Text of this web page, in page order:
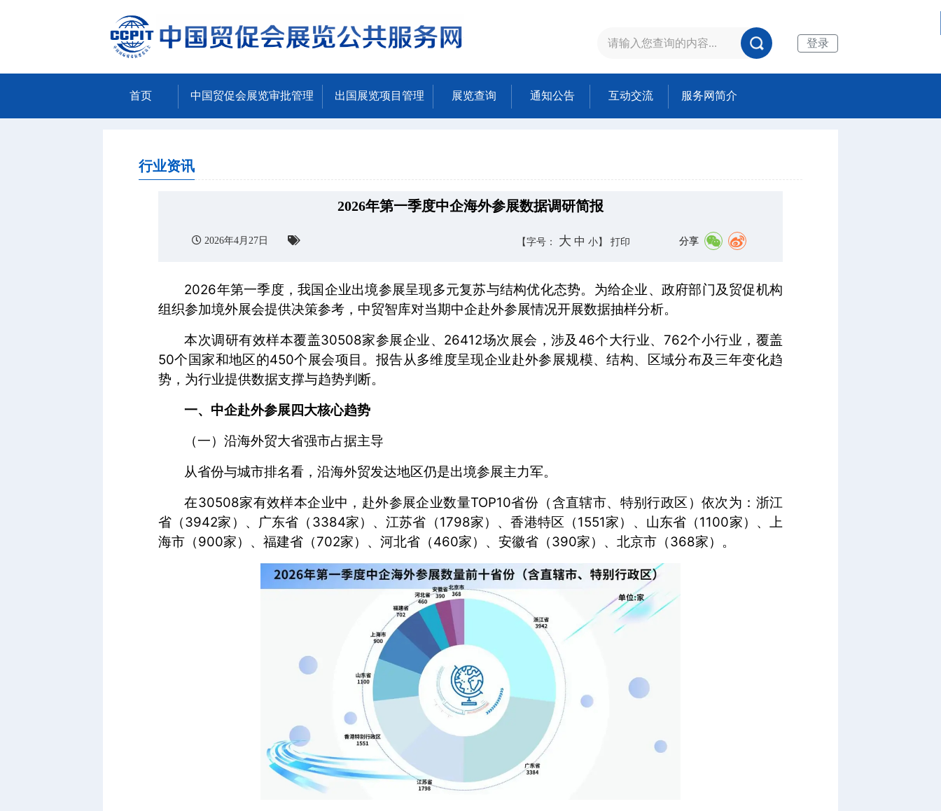
登录
首页 中国贸促会展览审批管理 出国展览项目管理 展览查询 通知公告 互动交流 服务网简介
行业资讯
2026年第一季度中企海外参展数据调研简报
2026年4月27日 【字号： 大 中 小】打印 分享
2026年第一季度，我国企业出境参展呈现多元复苏与结构优化态势。为给企业、政府部门及贸促机构
组织参加境外展会提供决策参考，中贸智库对当期中企赴外参展情况开展数据抽样分析。
本次调研有效样本覆盖30508家参展企业、26412场次展会，涉及46个大行业、762个小行业，覆盖
50个国家和地区的450个展会项目。报告从多维度呈现企业赴外参展规模、结构、区域分布及三年变化趋
势，为行业提供数据支撑与趋势判断。
一、中企赴外参展四大核心趋势
（一）沿海外贸大省强市占据主导
从省份与城市排名看，沿海外贸发达地区仍是出境参展主力军。
在30508家有效样本企业中，赴外参展企业数量TOP10省份（含直辖市、特别行政区）依次为：浙江
省（3942家）、广东省（3384家）、江苏省（1798家）、香港特区（1551家）、山东省（1100家）、上
海市（900家）、福建省（702家）、河北省（460家）、安徽省（390家）、北京市（368家）。